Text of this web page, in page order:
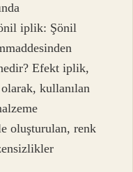
iplik: Şönil
Efekt iplik,
kullanılan
oluşturulan, renk